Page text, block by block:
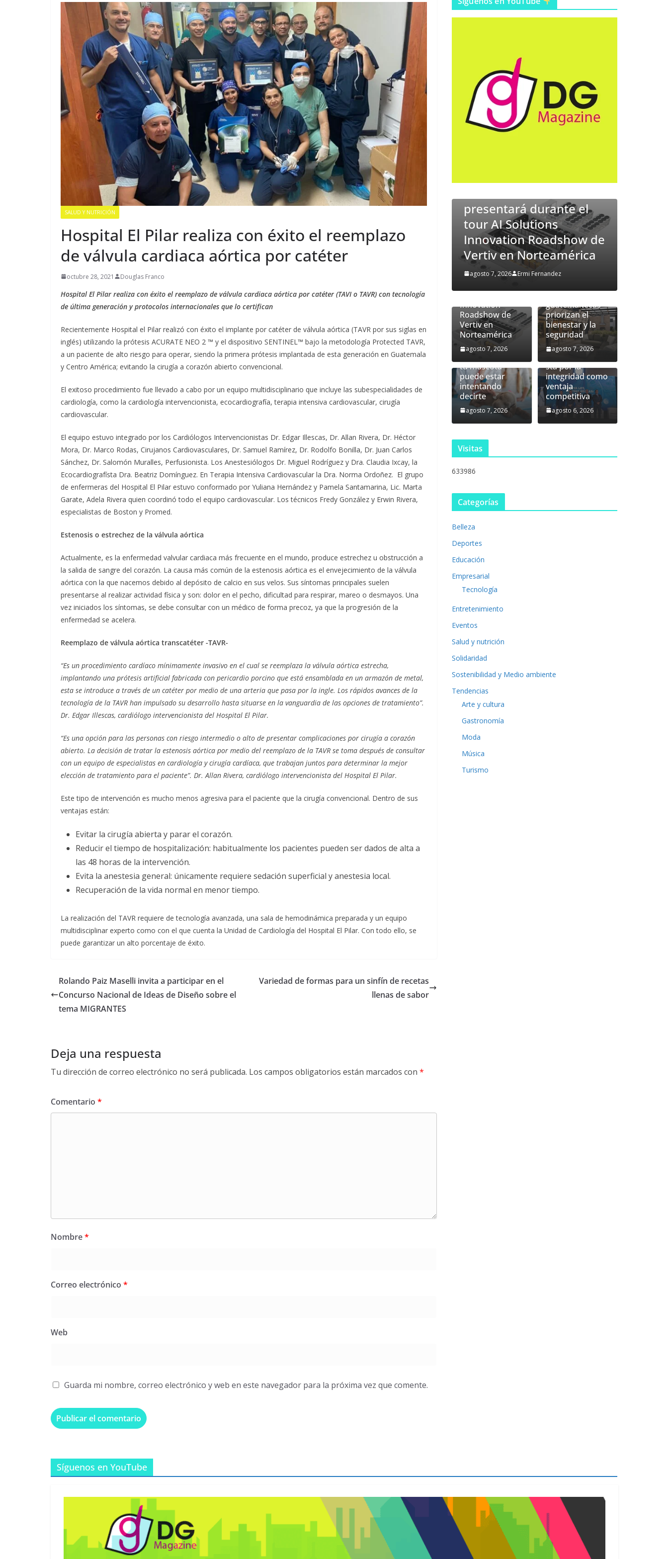
SALUD Y NUTRICIÓN
Hospital El Pilar realiza con éxito el reemplazo
de válvula cardiaca aórtica por catéter
octubre 28, 2021 Douglas Franco
Hospital El Pilar realiza con éxito el reemplazo de válvula cardiaca aórtica por catéter (TAVI o TAVR) con tecnología
de última generación y protocolos internacionales que lo certifican
Recientemente Hospital el Pilar realizó con éxito el implante por catéter de válvula aórtica (TAVR por sus siglas en
inglés) utilizando la prótesis ACURATE NEO 2 ™ y el dispositivo SENTINEL™ bajo la metodología Protected TAVR,
a un paciente de alto riesgo para operar, siendo la primera prótesis implantada de esta generación en Guatemala
y Centro América; evitando la cirugía a corazón abierto convencional.
El exitoso procedimiento fue llevado a cabo por un equipo multidisciplinario que incluye las subespecialidades de
cardiología, como la cardiología intervencionista, ecocardiografía, terapia intensiva cardiovascular, cirugía
cardiovascular.
El equipo estuvo integrado por los Cardiólogos Intervencionistas Dr. Edgar Illescas, Dr. Allan Rivera, Dr. Héctor
Mora, Dr. Marco Rodas, Cirujanos Cardiovasculares, Dr. Samuel Ramírez, Dr. Rodolfo Bonilla, Dr. Juan Carlos
Sánchez, Dr. Salomón Muralles, Perfusionista. Los Anestesiólogos Dr. Miguel Rodríguez y Dra. Claudia Ixcay, la
Ecocardiografísta Dra. Beatriz Domínguez. En Terapia Intensiva Cardiovascular la Dra. Norma Ordoñez. El grupo
de enfermeras del Hospital El Pilar estuvo conformado por Yuliana Hernández y Pamela Santamarina, Lic. Marta
Garate, Adela Rivera quien coordinó todo el equipo cardiovascular. Los técnicos Fredy González y Erwin Rivera,
especialistas de Boston y Promed.
Estenosis o estrechez de la válvula aórtica
Actualmente, es la enfermedad valvular cardiaca más frecuente en el mundo, produce estrechez u obstrucción a
la salida de sangre del corazón. La causa más común de la estenosis aórtica es el envejecimiento de la válvula
aórtica con la que nacemos debido al depósito de calcio en sus velos. Sus síntomas principales suelen
presentarse al realizar actividad física y son: dolor en el pecho, dificultad para respirar, mareo o desmayos. Una
vez iniciados los síntomas, se debe consultar con un médico de forma precoz, ya que la progresión de la
enfermedad se acelera.
Reemplazo de válvula aórtica transcatéter -TAVR-
“Es un procedimiento cardíaco mínimamente invasivo en el cual se reemplaza la válvula aórtica estrecha,
implantando una prótesis artificial fabricada con pericardio porcino que está ensamblada en un armazón de metal,
esta se introduce a través de un catéter por medio de una arteria que pasa por la ingle. Los rápidos avances de la
tecnología de la TAVR han impulsado su desarrollo hasta situarse en la vanguardia de las opciones de tratamiento”.
Dr. Edgar Illescas, cardiólogo intervencionista del Hospital El Pilar.
“Es una opción para las personas con riesgo intermedio o alto de presentar complicaciones por cirugía a corazón
abierto. La decisión de tratar la estenosis aórtica por medio del reemplazo de la TAVR se toma después de consultar
con un equipo de especialistas en cardiología y cirugía cardíaca, que trabajan juntos para determinar la mejor
elección de tratamiento para el paciente”. Dr. Allan Rivera, cardiólogo intervencionista del Hospital El Pilar.
Este tipo de intervención es mucho menos agresiva para el paciente que la cirugía convencional. Dentro de sus
ventajas están:
Evitar la cirugía abierta y parar el corazón.
Reducir el tiempo de hospitalización: habitualmente los pacientes pueden ser dados de alta a
las 48 horas de la intervención.
Evita la anestesia general: únicamente requiere sedación superficial y anestesia local.
Recuperación de la vida normal en menor tiempo.
La realización del TAVR requiere de tecnología avanzada, una sala de hemodinámica preparada y un equipo
multidisciplinar experto como con el que cuenta la Unidad de Cardiología del Hospital El Pilar. Con todo ello, se
puede garantizar un alto porcentaje de éxito.
Rolando Paiz Maselli invita a participar en el
Concurso Nacional de Ideas de Diseño sobre el
tema MIGRANTES
Variedad de formas para un sinfín de recetas
llenas de sabor
Deja una respuesta
Tu dirección de correo electrónico no será publicada. Los campos obligatorios están marcados con *
Comentario *
Nombre*
Correo electrónico *
Web
Guarda mi nombre, correo electrónico y web en este navegador para la próxima vez que comente.
EMPRESARIAL EVENTOS
Nueva ley de prevención
de lavado:
la integridad como
ventaja competitiva
EMPRESARIAL TECNOLOGÍA
La infraestructura
prediseñada de
Vertiv™360AI para
computación de alto
rendimiento se
presentará durante el
Innovation Roadshow de
Vertiv en Norteamérica
inmueble: las familias
guatemaltecas priorizan
el bienestar y la
seguridad
agosto 7, 2026 Ermi Fernandez
La
infraestructura
prediseñada de
Vertiv™360AI
para
computación de
alto rendimiento
se presentará
Innovation
Roadshow de
Vertiv en
Norteamérica
agosto 7, 2026
allá del
guatemaltecas
priorizan el
bienestar y la
seguridad
agosto 7, 2026
tu mascota
puede estar
intentando
decirte
agosto 7, 2026
Nueva ley de
prevención de
lavado:
sta por la
integridad como
ventaja
competitiva
agosto 6, 2026
Visitas
633986
Categorías
Belleza
Deportes
Educación
Empresarial
Tecnología
Entretenimiento
Eventos
Salud y nutrición
Solidaridad
Sostenibilidad y Medio ambiente
Tendencias
Arte y cultura
Gastronomía
Moda
Música
Turismo
Síguenos en YouTube